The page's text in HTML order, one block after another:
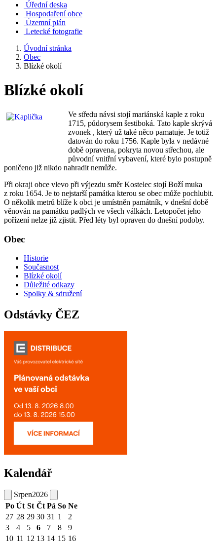
Úřední deska
Hospodaření obce
Územní plán
Letecké fotografie
Úvodní stránka
Obec
Blízké okolí
Blízké okolí
Ve středu návsi stojí mariánská kaple z roku
1715, půdorysem šestiboká. Tato kaple skrývá
zvonek , který už také něco pamatuje. Je totiž
datován do roku 1756. Kaple byla v nedávné
době opravena, pokryta novou střechou, ale
původní vnitřní vybavení, které bylo postupně
poničeno již nikdo nahradit nemůže.
Při okraji obce vlevo při výjezdu směr Kostelec stojí Boží muka
z roku 1654. Je to nejstarší památka kterou se obec může pochlubit.
O několik metrů blíže k obci je umístněn památník, v dnešní době
věnován na památku padlých ve všech válkách. Letopočet jeho
pořízení nelze již zjistit. Před léty byl opraven do dnešní podoby.
Obec
Historie
Současnost
Blízké okolí
Důležité odkazy
Spolky & sdružení
Odstávky ČEZ
Kalendář
Srpen2026
Po Út St Čt Pá So Ne
27 28 29 30 31 1
2
3
4 5 6 7 8
9
10 11 12 13 14 15 16